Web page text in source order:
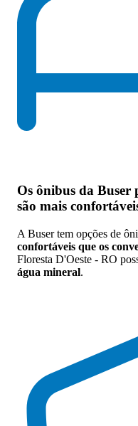
Os ônibus da Buser
são mais
A Buser tem opções de
confortáveis que os
Floresta D'Oeste - RO
água mineral.